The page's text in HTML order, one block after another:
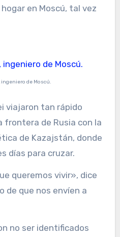
en Moscú, tal vez
ingeniero de Moscú.
viajaron tan rápido
frontera de Rusia con la
de Kazajstán, donde
días para cruzar.
queremos vivir», dice
de que nos envíen a
no ser identificados